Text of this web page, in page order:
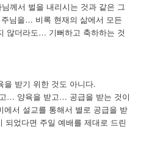
께서 벌을 내리시는 것과 같은 그
님을… 비록 현재의 삶에서 모든
않더라도… 기뻐하고 축하하는 것
을 받기 위한 것도 아니다.
… 양육을 받고… 공급을 받는 것이
에서 설교를 통해서 별로 공급을 받
되었다면 주일 예배를 제대로 드린